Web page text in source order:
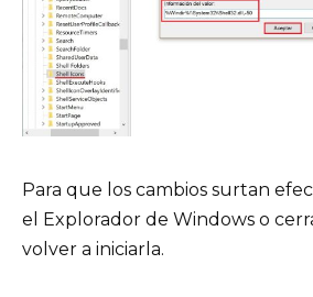
Para que los cambios surtan
el Explorador de Windows o
volver a iniciarla.